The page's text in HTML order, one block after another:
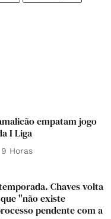
empatam jogo
I Liga
9 Horas
Chaves volta
"não existe
pendente com a